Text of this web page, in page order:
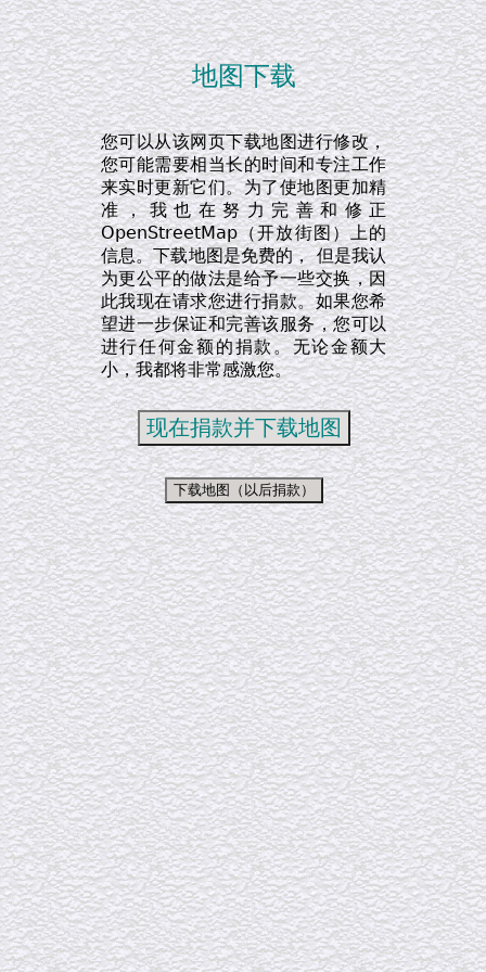
地图下载
您可以从该网页下载地图进行修改，
您可能需要相当长的时间和专注工作
来实时更新它们。为了使地图更加精
准，我也在努力完善和修正
OpenStreetMap（开放街图）上的
信息。下载地图是免费的， 但是我认
为更公平的做法是给予一些交换，因
此我现在请求您进行捐款。如果您希
望进一步保证和完善该服务，您可以
进行任何金额的捐款。无论金额大
小，我都将非常感激您。